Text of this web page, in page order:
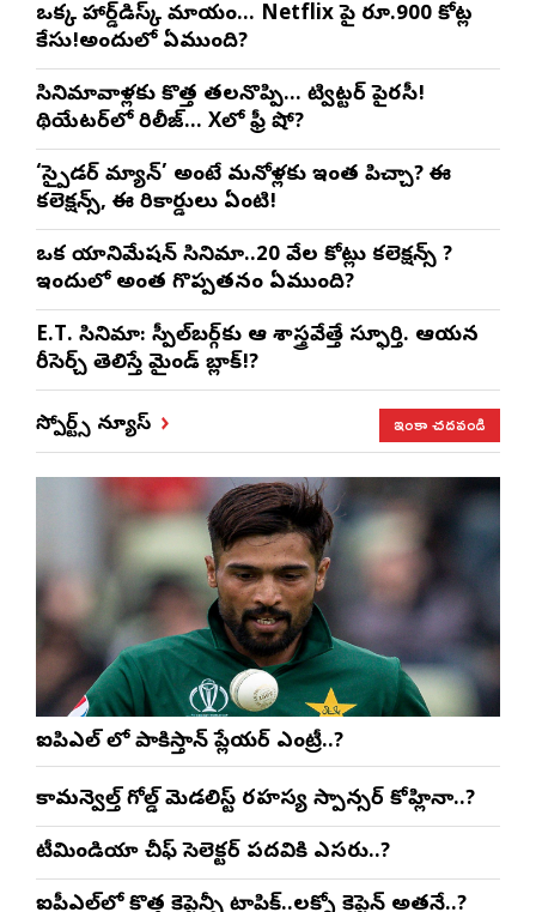
ఒక్క హార్డ్‌డిస్క్ మాయం… Netflix పై రూ.900 కోట్ల
కేసు!అందులో ఏముంది?
సినిమావాళ్లకు కొత్త తలనొప్పి… ట్విట్టర్ పైరసీ!
థియేటర్‌లో రిలీజ్… Xలో ఫ్రీ షో?
‘స్పైడర్ మ్యాన్’ అంటే మనోళ్లకు ఇంత పిచ్చా? ఈ
కలెక్షన్స్, ఈ రికార్డులు ఏంటి!
ఒక యానిమేషన్ సినిమా..20 వేల కోట్లు కలెక్షన్స్ ?
ఇందులో అంత గొప్పతనం ఏముంది?
E.T. సినిమా: స్పీల్‌బర్గ్‌కు ఆ శాస్త్రవేత్తే స్ఫూర్తి. ఆయన
రీసెర్చ్ తెలిస్తే మైండ్ బ్లాక్!?
స్పోర్ట్స్ న్యూస్ ఇంకా చదవండి
ఐపిఎల్ లో పాకిస్తాన్ ప్లేయర్ ఎంట్రీ..?
కామన్వెల్త్ గోల్డ్ మెడలిస్ట్ రహస్య స్పాన్సర్ కోహ్లినా..?
టీమిండియా చీఫ్ సెలెక్టర్ పదవికి ఎసరు..?
ఐపీఎల్‌లో కొత్త కెప్టెన్సీ టాపిక్..లక్నో కెప్టెన్ అతనే..?